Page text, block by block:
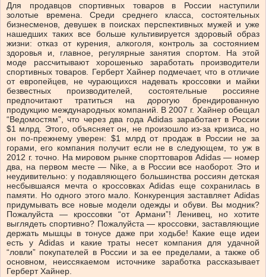
Для продавцов спортивных товаров в России наступили
золотые времена. Среди среднего класса, состоятельных
бизнесменов, девушек в поисках перспективных мужей и уже
нашедших таких все больше культивируется здоровый образ
жизни: отказ от курения, алкоголя, контроль за состоянием
здоровья и, главное, регулярные занятия спортом. На этой
моде рассчитывают хорошенько заработать производители
спортивных товаров. Герберт Хайнер подмечает, что в отличие
от европейцев, не чурающихся надевать кроссовки и майки
безвестных производителей, состоятельные россияне
предпочитают тратиться на дорогую брендированную
продукцию международных компаний. В 2007 г. Хайнер обещал
“Ведомостям”, что через два года Adidas заработает в России
$1 млрд. Этого, объясняет он, не произошло из-за кризиса, но
он по-прежнему уверен: $1 млрд от продаж в России не за
горами, его компания получит если не в следующем, то уж в
2012 г. точно. На мировом рынке спорттоваров Adidas — номер
два, на первом месте — Nike, а в России все наоборот. Это и
неудивительно: у подавляющего большинства россиян детская
несбывшаяся мечта о кроссовках Adidas еще сохранилась в
памяти. Но одного этого мало. Конкуренция заставляет Adidas
придумывать все новые модели одежды и обуви. Вы модник?
Пожалуйста — кроссовки “от Армани”! Ленивец, но хотите
выглядеть спортивно? Пожалуйста — кроссовки, заставляющие
держать мышцы в тонусе даже при ходьбе! Какие еще идеи
есть у Adidas и какие траты несет компания для удачной
“ловли” покупателей в России и за ее пределами, а также об
основном, неиссякаемом источнике заработка рассказывает
Герберт Хайнер.